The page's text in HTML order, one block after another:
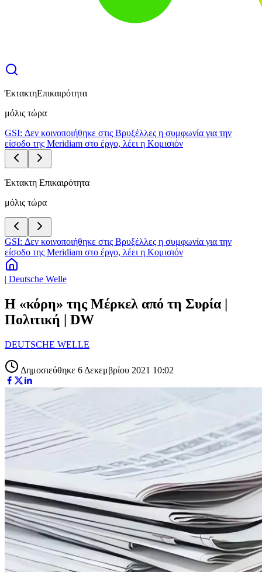
ΈκτακτηΕπικαιρότητα
μόλις τώρα
GSI: Δεν κοινοποιήθηκε στις Βρυξέλλες η συμφωνία για την
είσοδο της Meridiam στο έργο, λέει η Κομισιόν
Έκτακτη Επικαιρότητα
μόλις τώρα
GSI: Δεν κοινοποιήθηκε στις Βρυξέλλες η συμφωνία για την
είσοδο της Meridiam στο έργο, λέει η Κομισιόν
| Deutsche Welle
H «κόρη» της Μέρκελ από τη Συρία |
Πολιτική | DW
DEUTSCHE WELLE
Δημοσιεύθηκε 6 Δεκεμβρίου 2021 10:02